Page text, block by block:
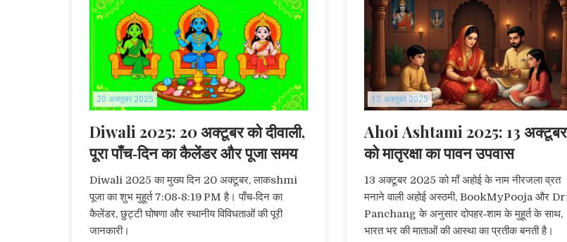
20 अक्तूबर 2025
Diwali 2025: 20 अक्टूबर को दीवाली,
पूरा पाँच‑दिन का कैलेंडर और पूजा समय
Diwali 2025 का मुख्य दिन 20 अक्टूबर, लाकshmi
पूजा का शुभ मुहूर्त 7:08‑8:19 PM है। पाँच‑दिन का
कैलेंडर, छुट्टी घोषणा और स्थानीय विविधताओं की पूरी
जानकारी।
13 अक्तूबर 2025
Ahoi Ashtami 2025: 13 अक्टूबर
को मातृरक्षा का पावन उपवास
13 अक्टूबर 2025 को माँ अहोई के नाम नीरजला व्रत
मनाने वाली अहोई अस्‍ठमी, BookMyPooja और
Panchang के अनुसार दोपहर‑शाम के मुहूर्त के साथ,
भारत भर की माताओं की आस्था का प्रतीक बनती है।